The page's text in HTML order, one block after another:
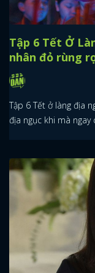
Tập 6 Tết Ở
nhân đỏ rùng
Tập 6 Tết ở làng địa
địa ngục khi mà ngay